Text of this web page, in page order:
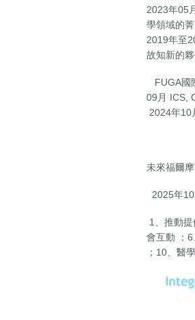
2023年05
學領域的
2019年至
故知新的
FUGA國
09月 ICS,
2024年10
未來福爾
2025年
1、推動
會互動 ；
；10、醫